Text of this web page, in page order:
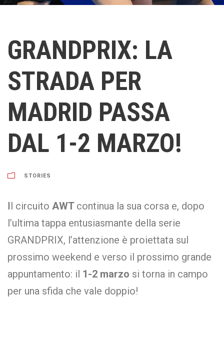
GRANDPRIX: LA
STRADA PER
MADRID PASSA
DAL 1-2 MARZO!
STORIES
Il circuito AWT continua la sua corsa e, dopo
l’ultima tappa entusiasmante della serie
GRANDPRIX, l’attenzione è proiettata sul
prossimo weekend e verso il prossimo grande
appuntamento: il 1-2 marzo si torna in campo
per una sfida che vale doppio!